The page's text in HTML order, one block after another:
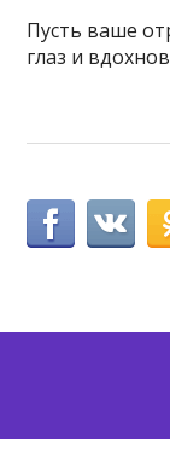
Пусть ваше
глаз и